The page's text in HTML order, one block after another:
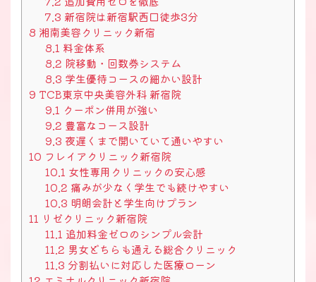
7.3 新宿院は新宿駅西口徒歩3分
8 湘南美容クリニック新宿
8.1 料金体系
8.2 院移動・回数券システム
8.3 学生優待コースの細かい設計
9 TCB東京中央美容外科 新宿院
9.1 クーポン併用が強い
9.2 豊富なコース設計
9.3 夜遅くまで開いていて通いやすい
10 フレイアクリニック新宿院
10.1 女性専用クリニックの安心感
10.2 痛みが少なく学生でも続けやすい
10.3 明朗会計と学生向けプラン
11 リゼクリニック新宿院
11.1 追加料金ゼロのシンプル会計
11.2 男女どちらも通える総合クリニック
11.3 分割払いに対応した医療ローン